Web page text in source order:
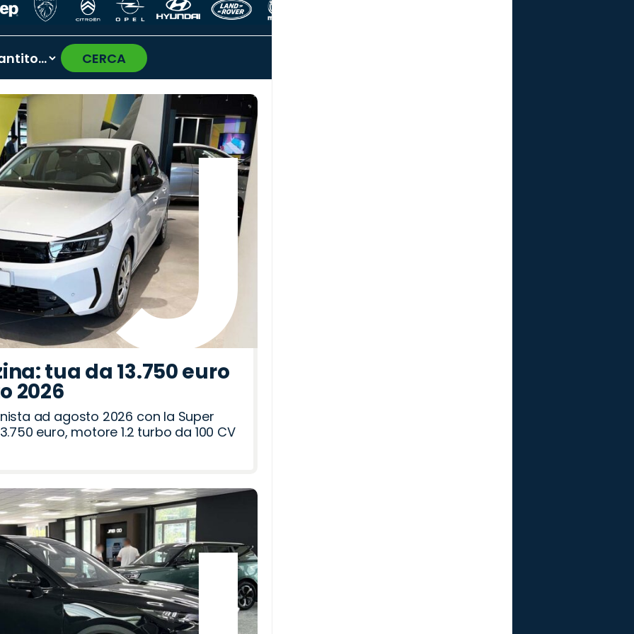
CERCA
›
tua da 13.750 euro
2026
ad agosto 2026 con la Super
euro, motore 1.2 turbo da 100 CV